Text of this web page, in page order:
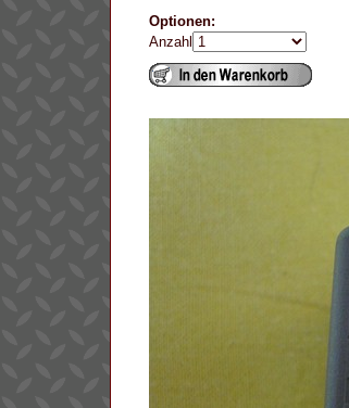
Optionen:
Anzahl